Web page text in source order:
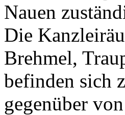
Nauen
Die
Brehmel,
befinden sich
gegenüber